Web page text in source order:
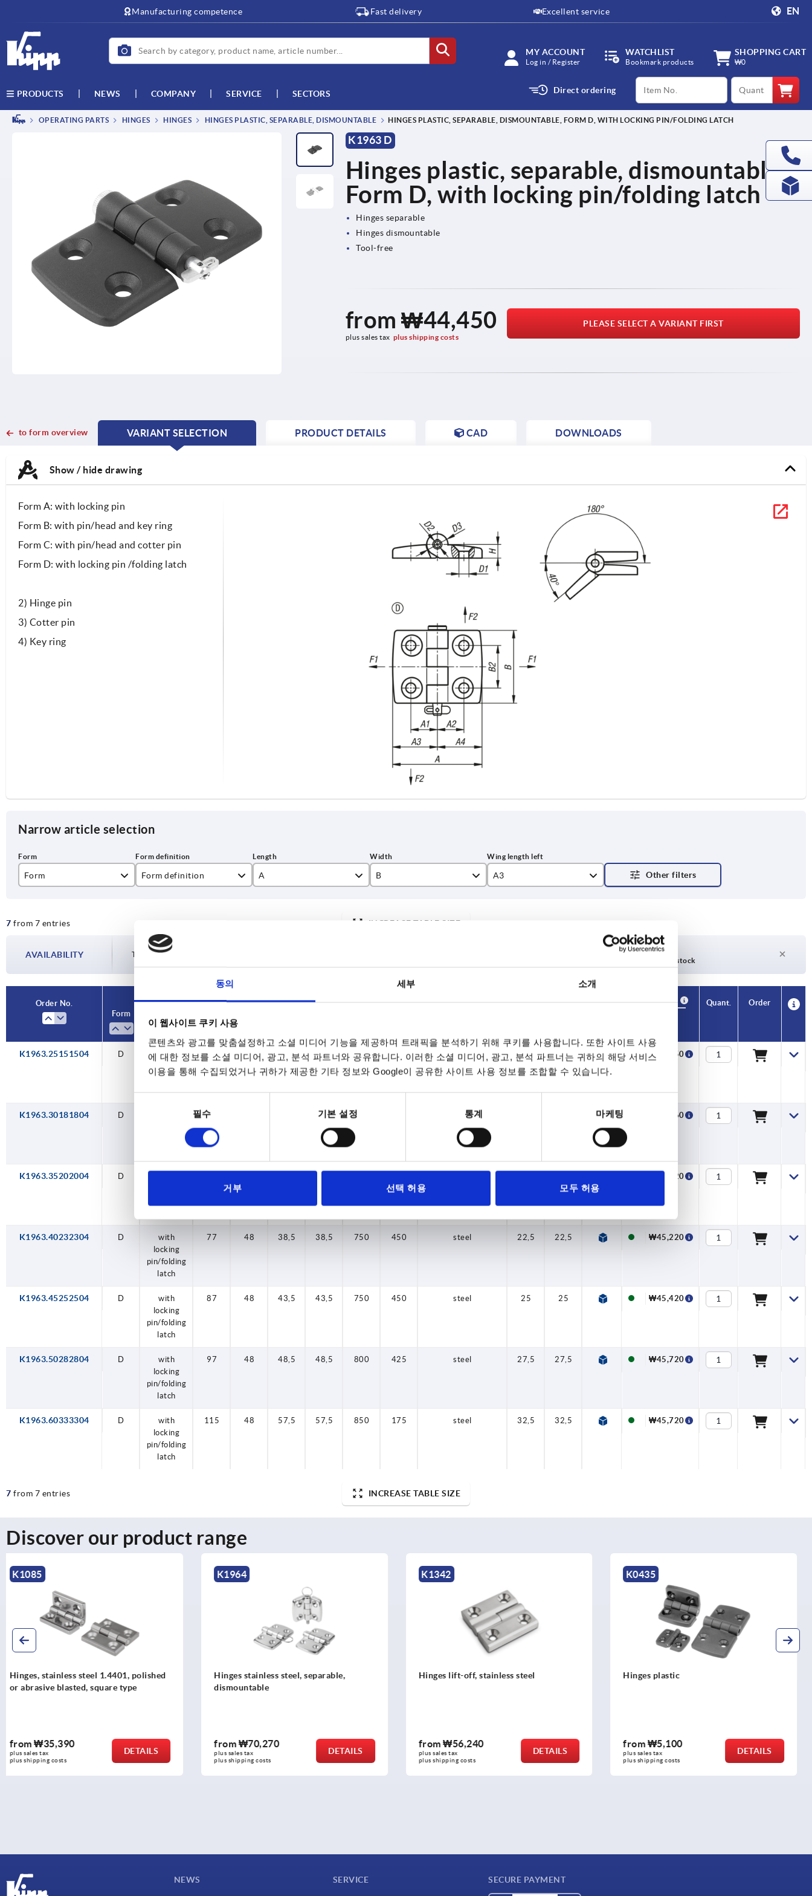
동의 세부 소개
이 웹사이트 쿠키 사용
콘텐츠와 광고를 맞춤설정하고 소셜 미디어 기능을 제공하며 트래픽을 분석하기 위해 쿠키를 사용합니다. 또한 사이트 사용
에 대한 정보를 소셜 미디어, 광고, 분석 파트너와 공유합니다. 이러한 소셜 미디어, 광고, 분석 파트너는 귀하의 해당 서비스
이용을 통해 수집되었거나 귀하가 제공한 기타 정보와 Google이 공유한 사이트 사용 정보를 조합할 수 있습니다.
필수 기본 설정 통계 마케팅
거부 선택 허용 모두 허용
Manufacturing competence Fast delivery Excellent service EN
MY ACCOUNT
Log in / Register
WATCHLIST
Bookmark products
SHOPPING CART
₩0
PRODUCTS NEWS COMPANY SERVICE SECTORS Direct ordering
productCode qty
OPERATING PARTS HINGES HINGES HINGES PLASTIC, SEPARABLE, DISMOUNTABLE HINGES PLASTIC, SEPARABLE, DISMOUNTABLE, FORM D, WITH LOCKING PIN/FOLDING LATCH
K1963 D
Hinges plastic, separable, dismountable,
Form D, with locking pin/folding latch
Hinges separable
Hinges dismountable
Tool-free
from₩44,450
plus sales tax plus shipping costs
PLEASE SELECT A VARIANT FIRST
to form overview
VARIANT SELECTION
CURRENT
CURRENT
PRODUCT DETAILS CAD DOWNLOADS
Show / hide drawing
Form A: with locking pin
Form B: with pin/head and key ring
Form C: with pin/head and cotter pin
Form D: with locking pin /folding latch
2) Hinge pin
3) Cotter pin
4) Key ring
Narrow article selection
Form Form definition A
115
B A3
57,5
7 from 7 entries INCREASE TABLE SIZE
AVAILABILITY The availabilities are updated several times a day at regular intervals.
27 days +
Currently out of stock
Order No.
Form
definition
CAD
Availability
Quant. Order
D
with
locking
pin/folding
latch
52 48 26 26 625 425 steel 15 15 28 6,6 6 14 9
₩44,450
D
with
locking
pin/folding
latch
59 48 29,5 29,5 700 400 steel 17,5 17,5 28 6,6 6 14 9
₩44,760
D
with
locking
pin/folding
latch
71 48 35,5 35,5 700 400 steel 20 20 28 6,6 6 14 9
₩47,020
D
with
locking
pin/folding
latch
77 48 38,5 38,5 750 450 steel 22,5 22,5 28 6,6 6 14 9
₩45,220
D
with
locking
pin/folding
latch
87 48 43,5 43,5 750 450 steel 25 25 28 6,6 6 14 9
₩45,420
D
with
locking
pin/folding
latch
97 48 48,5 48,5 800 425 steel 27,5 27,5 28 6,6 6 14 9
₩45,720
D
with
locking
pin/folding
latch
115 48 57,5 57,5 850 175 steel 32,5 32,5 28 6,6 6 14 9
₩45,720
Order No.
Form
definition
CAD
Availability
Quant. Order
K1963.25151504 D
with
locking
pin/folding
latch
52 48 26 26 625 425 steel 15 15 28 6,6 6 14 9
₩44,450
K1963.30181804 D
pin/folding
59 29,5 700 steel 28 6 14 9
₩44,760
K1963.35202004 D 6 14 9
₩47,020
K1963.40232304 D
with
locking
pin/folding
latch
77 48 38,5 38,5 750 450 steel 22,5 22,5 28 6,6 6 14 9
₩45,220
K1963.45252504 D
with
locking
pin/folding
latch
87 48 43,5 43,5 750 450 steel 25 25 28 6,6 6 14 9
₩45,420
K1963.50282804 D
with
locking
pin/folding
latch
97 48 48,5 48,5 800 425 steel 27,5 27,5 28 6,6 6 14 9
₩45,720
K1963.60333304 D
with
locking
pin/folding
latch
115 48 57,5 57,5 850 175 steel 32,5 32,5 28 6,6 6 14 9
₩45,720
7 from 7 entries INCREASE TABLE SIZE
Discover our product range
K1964
Hinges stainless steel, separable,
dismountable
from₩70,270
plus sales tax
plus shipping costs
DETAILS
K1342
Hinges lift-off, stainless steel
from₩56,240
plus sales tax
plus shipping costs
DETAILS
K0435
Hinges plastic
from₩5,100
plus sales tax
plus shipping costs
DETAILS
K2119
Hinge pins, plastic
from₩5,390
plus sales tax
plus shipping costs
DETAILS
NEWS SERVICE SECURE PAYMENT